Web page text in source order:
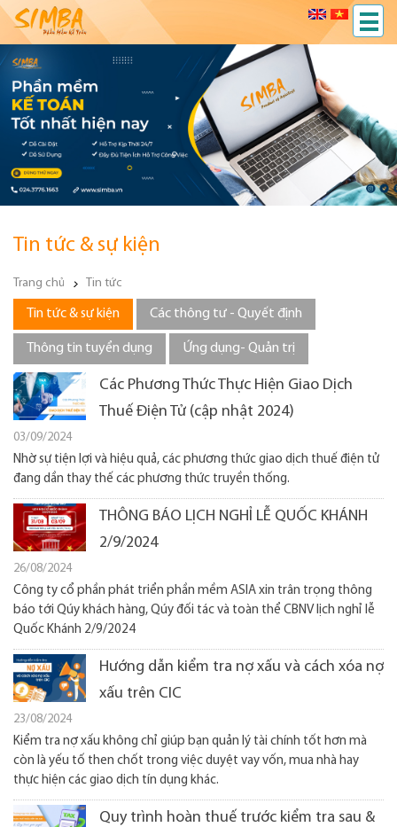
Tin tức & sự kiện
Trang chủ Tin tức
Tin tức & sự kiện Các thông tư - Quyết định
Thông tin tuyển dụng Ứng dụng- Quản trị
Các Phương Thức Thực Hiện Giao Dịch
Thuế Điện Tử (cập nhật 2024)
03/09/2024
Nhờ sự tiện lợi và hiệu quả, các phương thức giao dịch thuế điện tử
đang dần thay thế các phương thức truyền thống.
THÔNG BÁO LỊCH NGHỈ LỄ QUỐC KHÁNH
2/9/2024
26/08/2024
Công ty cổ phần phát triển phần mềm ASIA xin trân trọng thông
báo tới Qúy khách hàng, Qúy đối tác và toàn thể CBNV lịch nghỉ lễ
Quốc Khánh 2/9/2024
Hướng dẫn kiểm tra nợ xấu và cách xóa nợ
xấu trên CIC
23/08/2024
Kiểm tra nợ xấu không chỉ giúp bạn quản lý tài chính tốt hơn mà
còn là yếu tố then chốt trong việc duyệt vay vốn, mua nhà hay
thực hiện các giao dịch tín dụng khác.
Quy trình hoàn thuế trước kiểm tra sau &